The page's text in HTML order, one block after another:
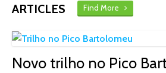
ARTICLES Find More
Novo trilho no Pico